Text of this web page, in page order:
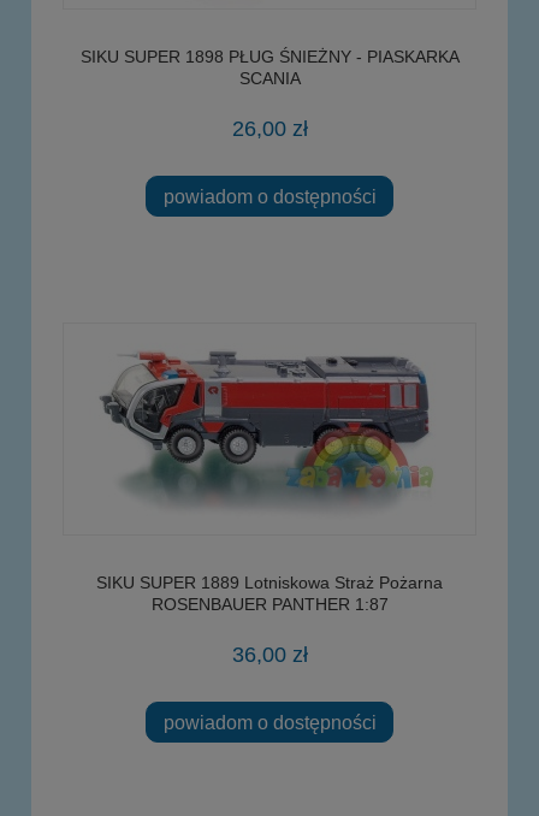
SIKU SUPER 1898 PŁUG ŚNIEŻNY - PIASKARKA
SCANIA
26,00 zł
powiadom o dostępności
SIKU SUPER 1889 Lotniskowa Straż Pożarna
ROSENBAUER PANTHER 1:87
36,00 zł
powiadom o dostępności